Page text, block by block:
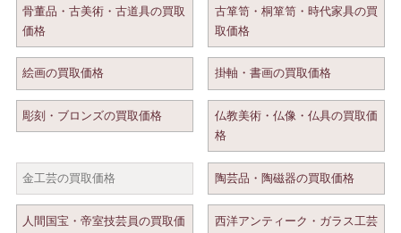
骨董品・古美術・古道具の買取
価格
古箪笥・桐箪笥・時代家具の買
取価格
絵画の買取価格 掛軸・書画の買取価格
彫刻・ブロンズの買取価格
仏教美術・仏像・仏具の買取価
格
金工芸の買取価格 陶芸品・陶磁器の買取価格
人間国宝・帝室技芸員の買取価
西洋アンティーク・ガラス工芸